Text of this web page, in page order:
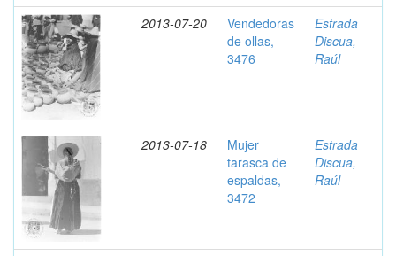
2013-07-20
Vendedoras
de ollas,
3476
Estrada
Discua,
Raúl
2013-07-18
Mujer
tarasca de
espaldas,
3472
Estrada
Discua,
Raúl